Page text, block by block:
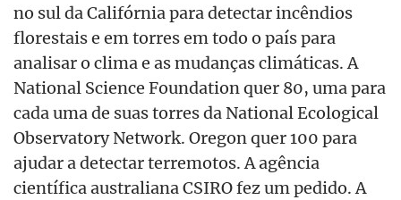
no sul da Califórnia para detectar incêndios
florestais e em torres em todo o país para
analisar o clima e as mudanças climáticas. A
National Science Foundation quer 80, uma para
cada uma de suas torres da National Ecological
Observatory Network. Oregon quer 100 para
ajudar a detectar terremotos. A agência
científica australiana CSIRO fez um pedido. A